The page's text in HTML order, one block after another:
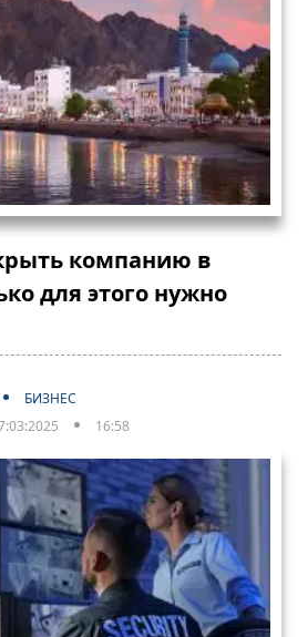
компанию в
для этого нужно
БИЗНЕС
16:58